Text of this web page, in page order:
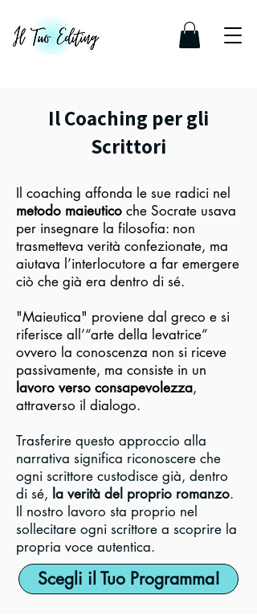
Il Coaching per gli
Scrittori
Il coaching affonda le sue radici nel
metodo maieutico che Socrate usava
per insegnare la filosofia: non
trasmetteva verità confezionate, ma
aiutava l’interlocutore a far emergere
ciò che già era dentro di sé.
"Maieutica" proviene dal greco e si
riferisce all’“arte della levatrice”
ovvero la conoscenza non si riceve
passivamente, ma consiste in un
lavoro verso consapevolezza,
attraverso il dialogo.​
Trasferire questo approccio alla
narrativa significa riconoscere che
ogni scrittore custodisce già, dentro
di sé, la verità del proprio romanzo.
Il nostro lavoro sta proprio nel
sollecitare ogni scrittore a scoprire la
propria voce autentica.
Scegli il Tuo Programma!